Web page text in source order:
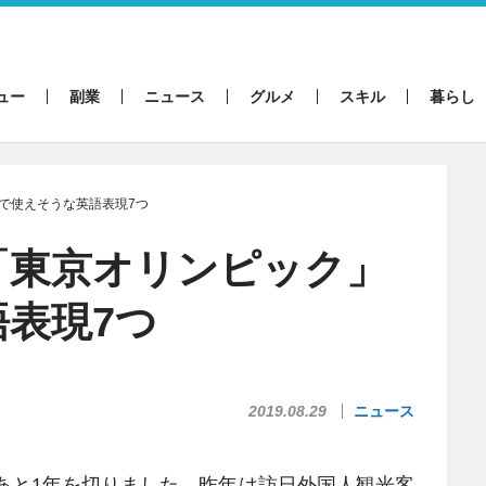
ー 副業 ニュース グルメ スキル 暮らし
使えそうな英語表現7つ
京オリンピック」
現7つ
2019.08.29 ニュース